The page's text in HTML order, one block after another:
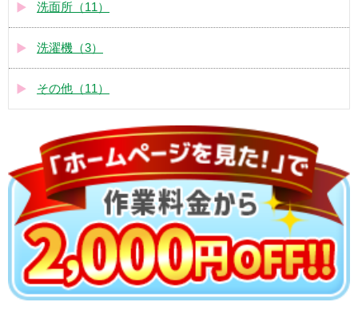
洗面所（11）
洗濯機（3）
その他（11）